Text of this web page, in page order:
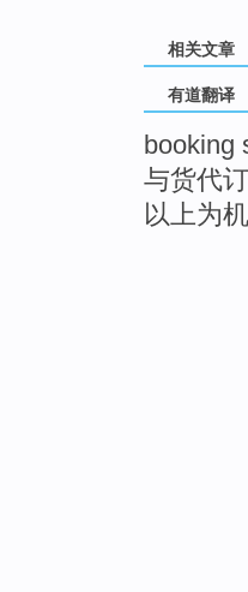
相关文章
有道翻译
booking
与货代
以上为